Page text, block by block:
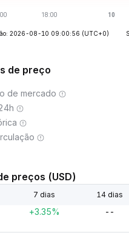
2026-08-10 09:00:56 (UTC+0)
de preço
de mercado
preços (USD)
7 dias 14 dias
+3.35% --